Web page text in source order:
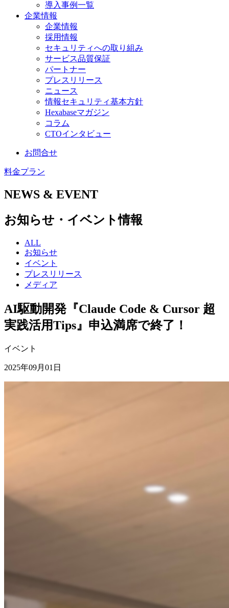
導入事例一覧
企業情報
企業情報
採用情報
セキュリティへの取り組み
サービス品質保証
パートナー
プレスリリース
ニュース
情報セキュリティ基本方針
Hexabaseマガジン
コラム
CTOインタビュー
お問合せ
料金プラン
NEWS & EVENT
お知らせ・イベント情報
ALL
お知らせ
イベント
プレスリリース
メディア
AI駆動開発『Claude Code & Cursor 超
実践活用Tips』申込満席で終了！
イベント
2025年09月01日